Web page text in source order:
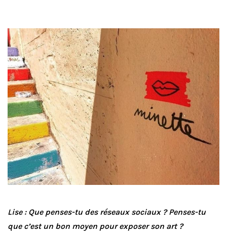
Lise : Que penses-tu des réseaux sociaux ? Penses-tu
que c’est un bon moyen pour exposer son art ?